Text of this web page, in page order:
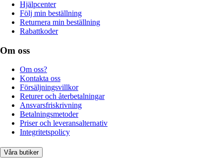
Hjälpcenter
Följ min beställning
Returnera min beställning
Rabattkoder
Om oss
Om oss?
Kontakta oss
Försäljningsvillkor
Returer och återbetalningar
Ansvarsfriskrivning
Betalningsmetoder
Priser och leveransalternativ
Integritetspolicy
Våra butiker